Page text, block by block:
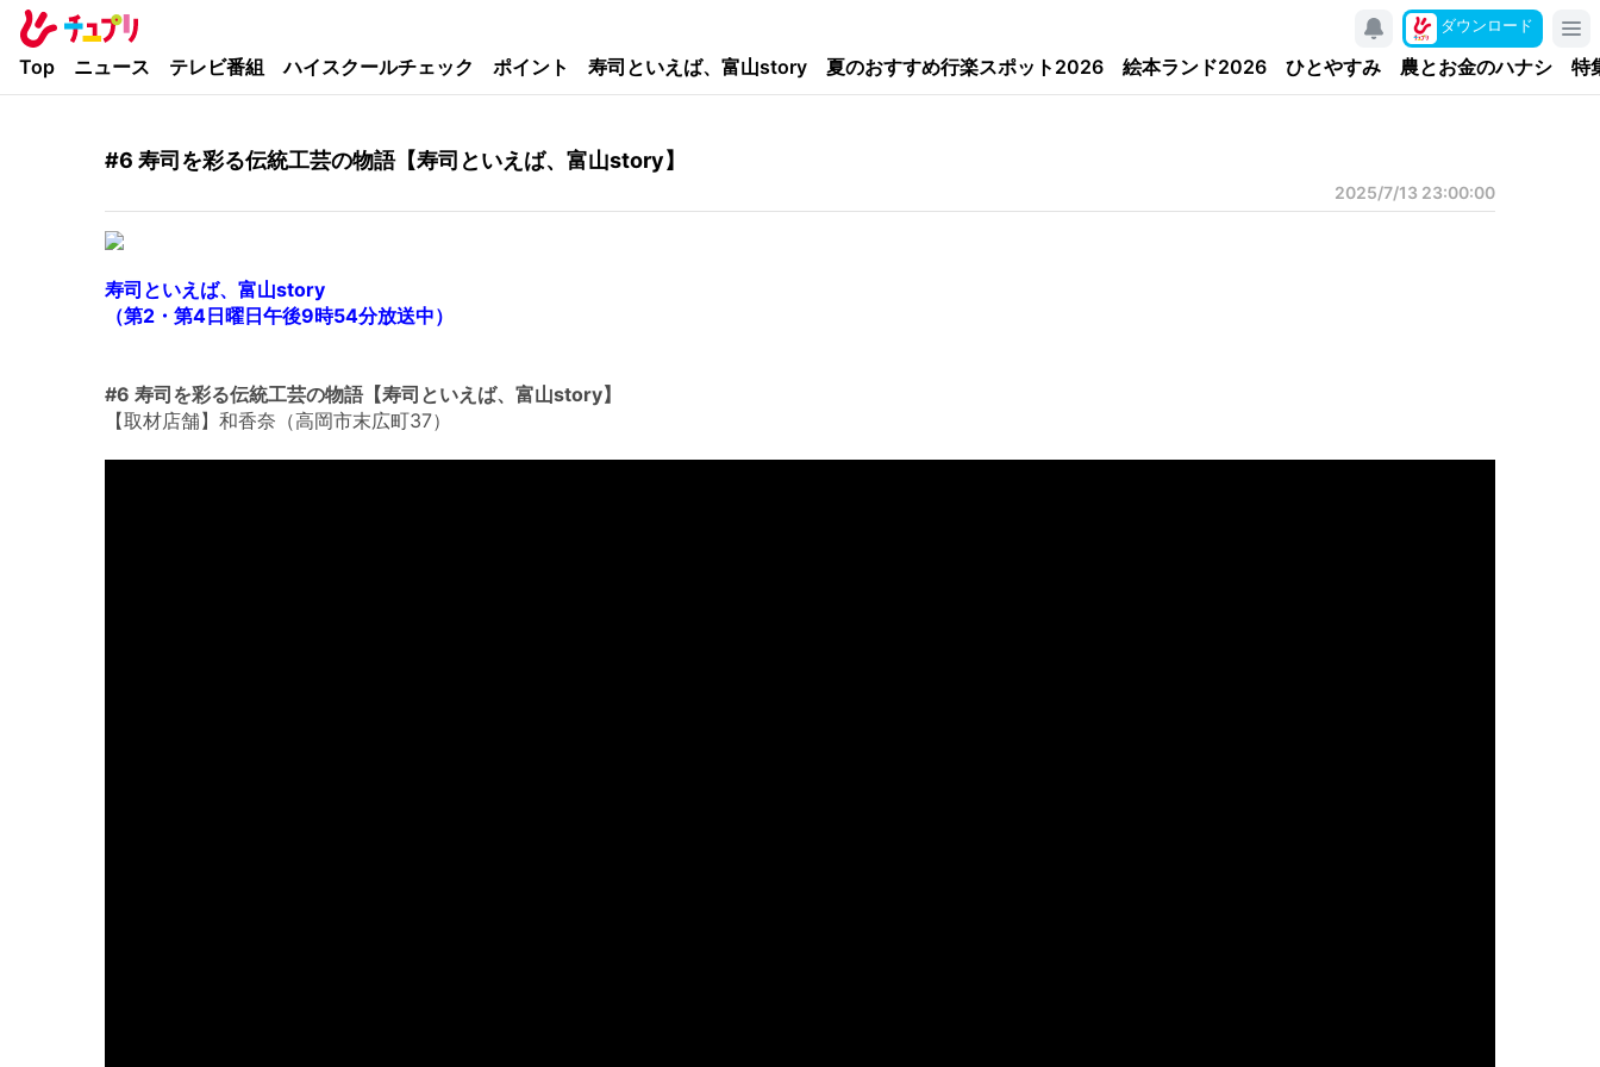
キャンペーン
お問い合わせ
YouTubeチャンネル
ダウンロード
Top ニュース テレビ番組 ハイスクールチェック ポイント 寿司といえば、富山story 夏のおすすめ行楽スポット2026 絵本ランド2026 ひとやすみ 農とお金のハナシ 特
#6 寿司を彩る伝統工芸の物語【寿司といえば、富山story】
2025/7/13 23:00:00
寿司といえば、富山story
（第2・第4日曜日午後9時54分放送中）
#6 寿司を彩る伝統工芸の物語【寿司といえば、富山story】
【取材店舗】和香奈（高岡市末広町37）